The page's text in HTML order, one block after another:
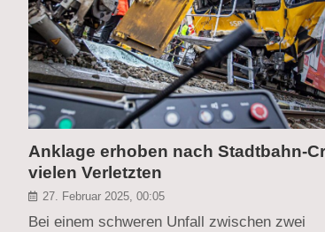
Anklage erhoben nach Stadtbahn-
vielen Verletzten
27. Februar 2025, 00:05
Bei einem schweren Unfall zwischen zwei